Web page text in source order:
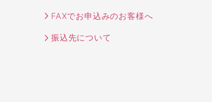
FAXでお申込みのお客様へ
振込先について